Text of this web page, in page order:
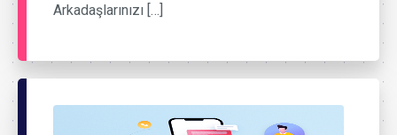
Arkadaşlarınızı […]